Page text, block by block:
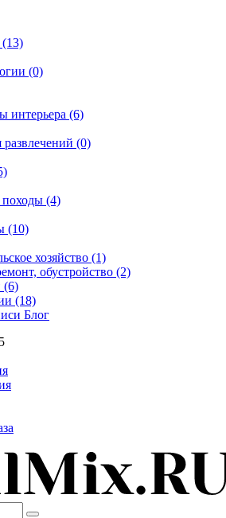
(0)
интерьера (6)
(0)
(4)
(10)
хозяйство (1)
обустройство (2)
(6)
(18)
Блог